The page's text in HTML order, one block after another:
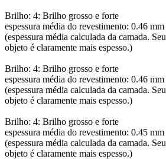
Brilho: 4: Brilho grosso e forte
espessura média do revestimento: 0.46 mm
(espessura média calculada da camada. Seu
objeto é claramente mais espesso.)
Brilho: 4: Brilho grosso e forte
espessura média do revestimento: 0.46 mm
(espessura média calculada da camada. Seu
objeto é claramente mais espesso.)
Brilho: 4: Brilho grosso e forte
espessura média do revestimento: 0.45 mm
(espessura média calculada da camada. Seu
objeto é claramente mais espesso.)